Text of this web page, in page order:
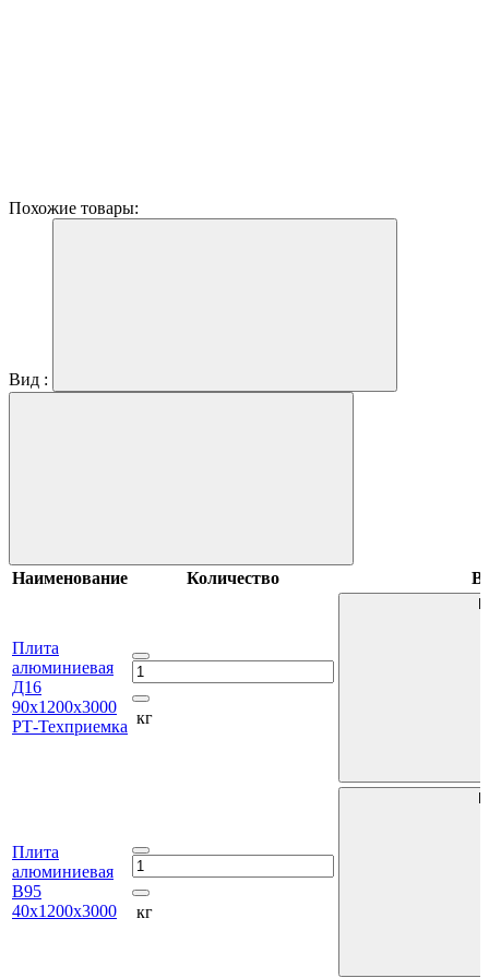
Похожие товары:
Вид :
Наименование Количество В
Плита
алюминиевая
Д16
90х1200х3000
РТ-Техприемка кг
Плита
алюминиевая
В95
40х1200х3000
кг